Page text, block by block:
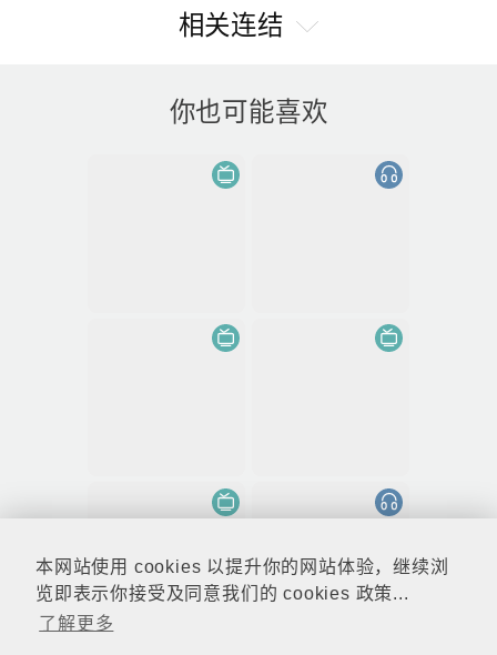
本网站使用 cookies 以提升你的网站体验，继续浏
览即表示你接受及同意我们的 cookies 政策...
了解更多
相关连结
你也可能喜欢